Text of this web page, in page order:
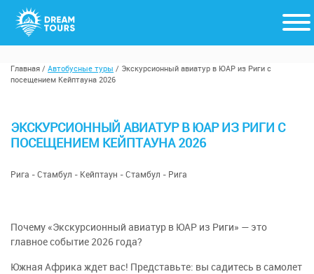
Главная / Автобусные туры / Экскурсионный авиатур в ЮАР из Риги с
посещением Кейптауна 2026
ЭКСКУРСИОННЫЙ АВИАТУР В ЮАР ИЗ РИГИ С
ПОСЕЩЕНИЕМ КЕЙПТАУНА 2026
Рига - Стамбул - Кейптаун - Стамбул - Рига
Почему «Экскурсионный авиатур в ЮАР из Риги» — это
главное событие 2026 года?
Южная Африка ждет вас! Представьте: вы садитесь в самолет